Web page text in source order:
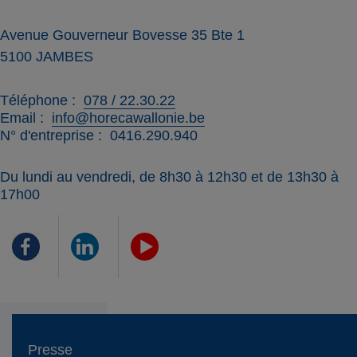
Avenue Gouverneur Bovesse 35 Bte 1
5100 JAMBES
Téléphone
078 / 22.30.22
Email
info@horecawallonie.be
N° d'entreprise
0416.290.940
Du lundi au vendredi, de 8h30 à 12h30 et de 13h30 à
17h00
Presse